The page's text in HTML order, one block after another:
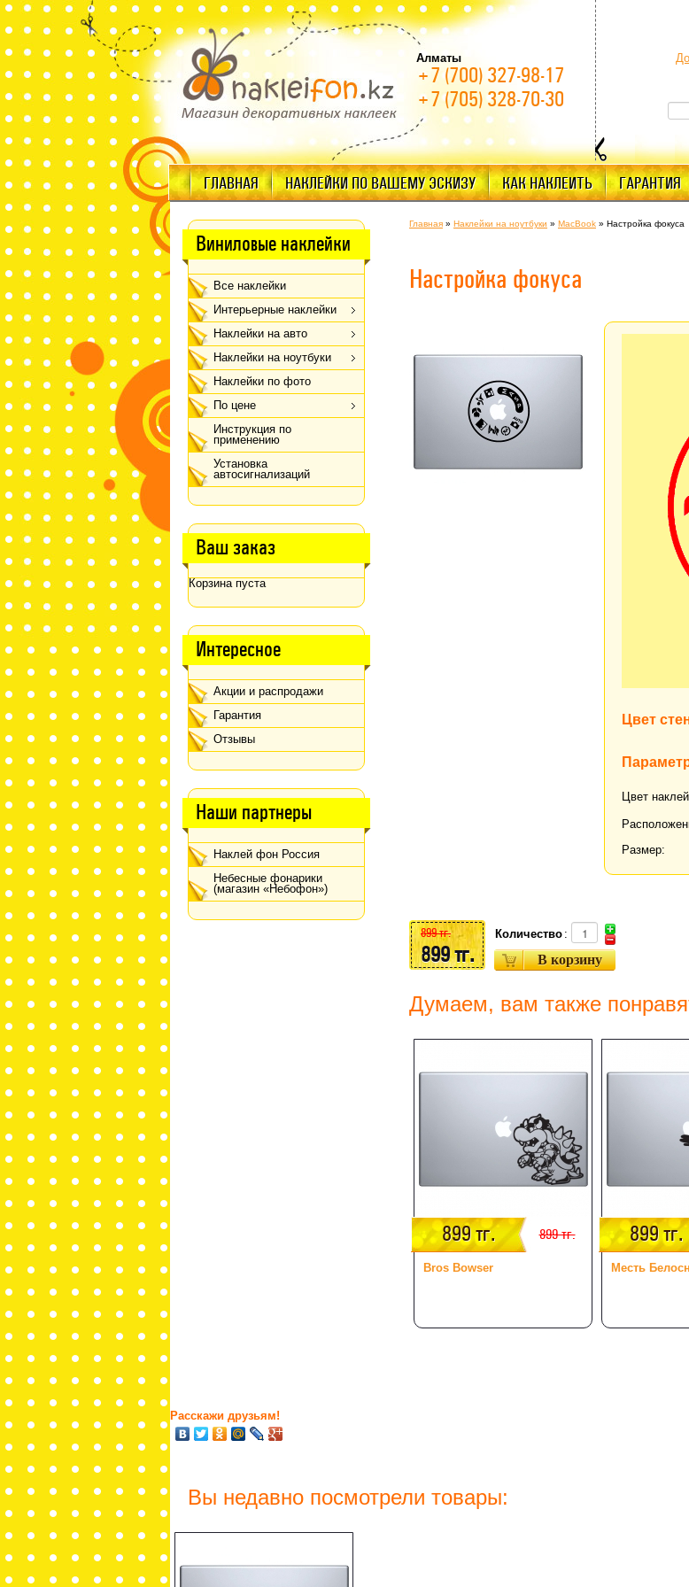
Алматы
+7 (700) 327-98-17
+7 (705) 328-70-30
ГЛАВНАЯ НАКЛЕЙКИ ПО ВАШЕМУ ЭСКИЗУ КАК НАКЛЕИТЬ ГАРАНТИЯ
Виниловые наклейки
Все наклейки
Интерьерные наклейки
Наклейки на авто
Наклейки на ноутбуки
Наклейки по фото
По цене
Инструкция по
применению
Установка
автосигнализаций
Ваш заказ
Корзина пуста
Интересное
Акции и распродажи
Гарантия
Отзывы
Наши партнеры
Наклей фон Россия
Небесные фонарики
(магазин «Небофон»)
Главная » Наклейки на ноутбуки » MacBook » Настройка фокуса
Настройка фокуса
Цвет
Цвет
Размер:
899 тг.
899 тг.
Количество :
Думаем, вам также
899 тг. 899 тг.
Bros Bowser
899 тг.
Месть
Расскажи друзьям!
Вы недавно посмотрели товары: